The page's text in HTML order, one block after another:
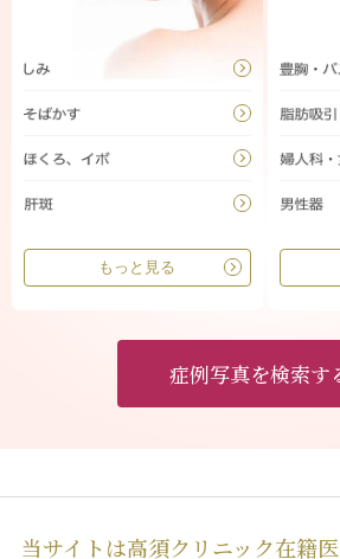
もっと見る
症例写真を検索す
当サイトは高須クリニック在籍